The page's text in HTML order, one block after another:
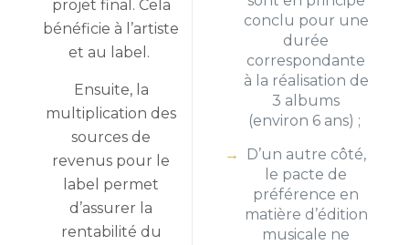
projet final. Cela
bénéficie à l’artiste
et au label.
Ensuite, la
multiplication des
sources de
revenus pour le
label permet
d’assurer la
rentabilité du
conclu pour une
durée
correspondante
à la réalisation de
3 albums
(environ 6 ans) ;
D’un autre côté,
le pacte de
préférence en
matière d’édition
musicale ne